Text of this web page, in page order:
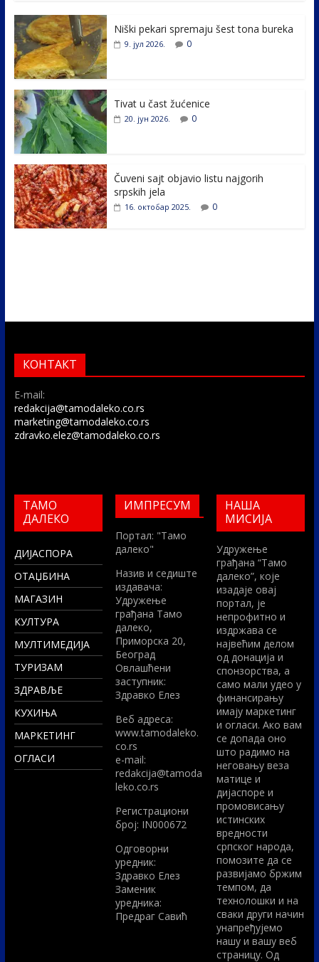
e
b
o
o
k
itt
er e
er
e
Niški pekari spremaju šest tona bureka
9. јул 2026. 0
Tivat u čast žućenice
20. јун 2026. 0
Čuveni sajt objavio listu najgorih
srpskih jela
16. октобар 2025. 0
КОНТАКТ
E-mail:
redakcija@tamodaleko.co.rs
marketing@tamodaleko.co.rs
zdravko.elez@tamodaleko.co.rs
ТАМО
ДАЛЕКО
ДИЈАСПОРА
ОТАЏБИНА
МАГАЗИН
КУЛТУРА
МУЛТИМЕДИЈА
ТУРИЗАМ
ЗДРАВЉЕ
КУХИЊА
МАРКЕТИНГ
ОГЛАСИ
ИМПРЕСУМ
Портал: "Тамо
далеко"
Назив и седиште
издавача:
Удружење
грађана Тамо
далеко,
Приморска 20,
Београд
Овлашћени
заступник:
Здравко Елез
Вeб адреса:
www.tamodaleko.
co.rs
e-mail:
redakcija@tamoda
leko.co.rs
Регистрациони
број: IN000672
Одговорни
уредник:
Здравко Елез
Заменик
уредника:
Предраг Савић
НАША
МИСИЈА
Удружење
грађана “Тамо
далеко”, које
изадаје овај
портал, је
непрофитно и
издржава се
највећим делом
од донација и
спонзорства, а
само мали удео у
финансирању
имају маркетинг
и огласи. Ако вам
се допада оно
што радимо на
неговању веза
матице и
дијаспоре и
промовисању
истинских
вредности
српског народа,
помозите да се
развијамо бржим
темпом, да
технолошки и на
сваки други начин
унапређујемо
нашу и вашу веб
страницу. Од